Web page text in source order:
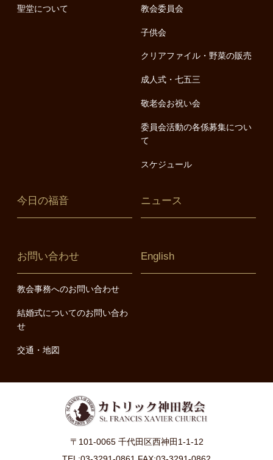
聖堂について 教会委員会
子供会
クリアファイル・野菜の販売
成人式・七五三
敬老会お祝い会
委員会活動の各係募集につい
て
スケジュール
今日の福音 ニュース
お問い合わせ
教会事務へのお問い合わせ
結婚式についてのお問い合わ
せ
交通・地図
English
〒101-0065 千代田区西神田1-1-12